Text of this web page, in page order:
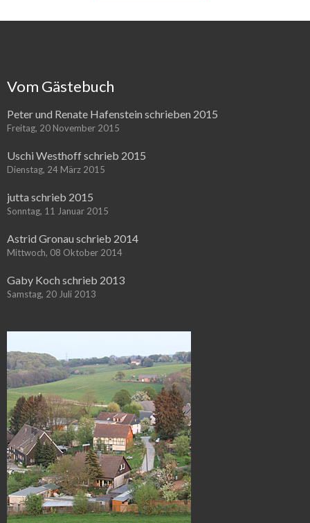
Vom Gästebuch
Peter und Renate Hafenstein schrieben 2015
Freitag, 20 November 2015
Uschi Westhoff schrieb 2015
Dienstag, 24 März 2015
jutta schrieb 2015
Sonntag, 11 Januar 2015
Astrid Gronau schrieb 2014
Mittwoch, 08 Oktober 2014
Gaby Koch schrieb 2013
Samstag, 20 Juli 2013